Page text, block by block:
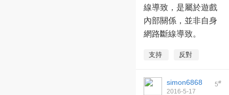
線導致，是屬於遊戲
內部關係，並非自身
網路斷線導致。
支持 反對
5#
simon6868
2016-5-17